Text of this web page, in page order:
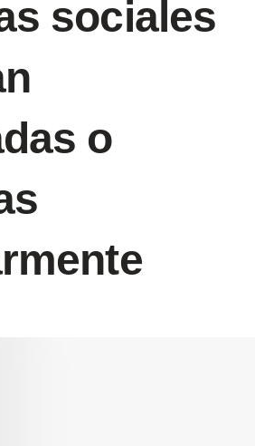
sociales
o